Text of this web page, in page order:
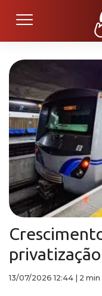
13/07/2026 12:44 2 min